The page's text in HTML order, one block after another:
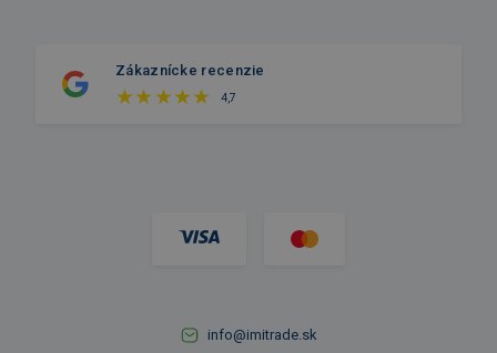
Zákaznícke recenzie
4,7
info@imitrade.sk